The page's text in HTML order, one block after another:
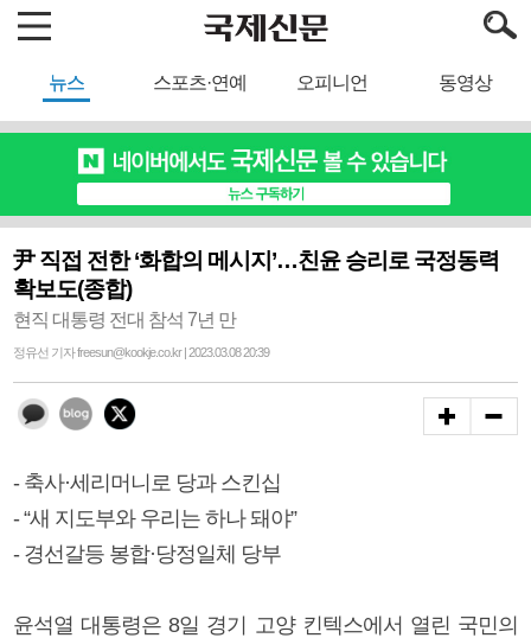
뉴스 스포츠·연예 오피니언 동영상
尹 직접 전한 ‘화합의 메시지’…친윤 승리로 국정동력
확보도(종합)
현직 대통령 전대 참석 7년 만
정유선 기자 freesun@kookje.co.kr | 2023.03.08 20:39
- 축사·세리머니로 당과 스킨십
- “새 지도부와 우리는 하나 돼야”
- 경선갈등 봉합·당정일체 당부
윤석열 대통령은 8일 경기 고양 킨텍스에서 열린 국민의